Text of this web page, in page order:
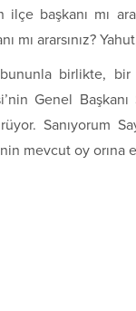
ilçe başkanı mı
mı ararsınız?
birlikte,
Genel
Sanıyorum
mevcut oy orına